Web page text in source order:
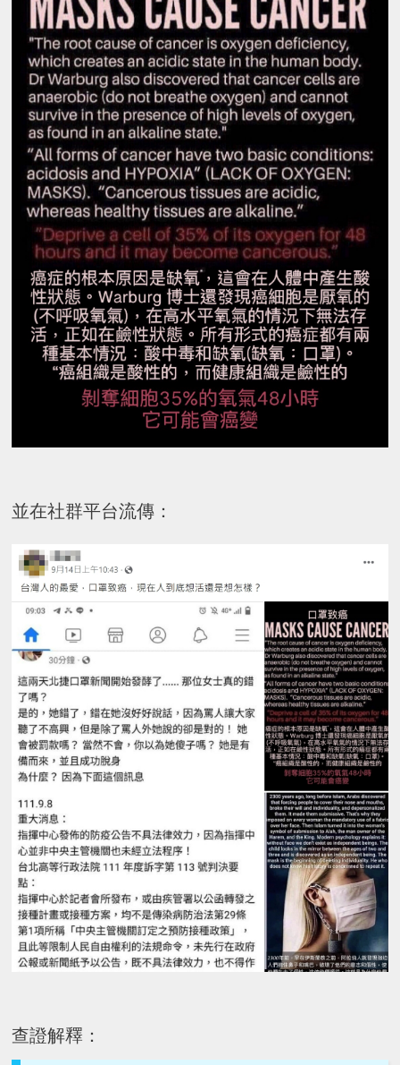
並在社群平台流傳：
查證解釋：